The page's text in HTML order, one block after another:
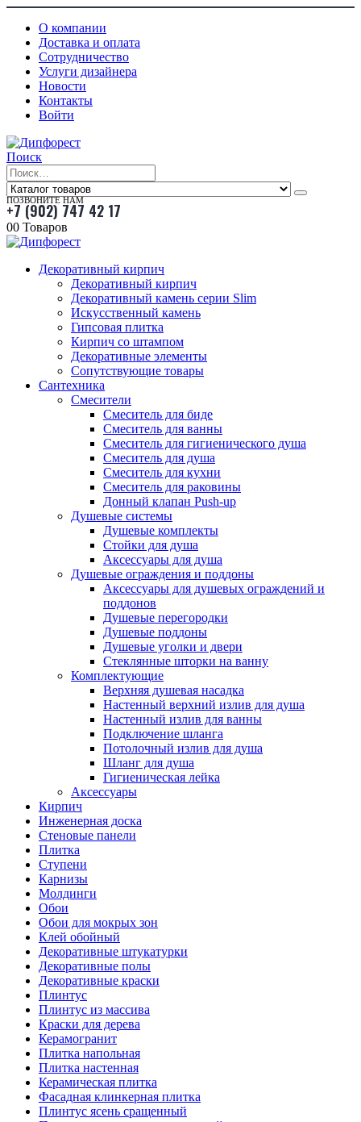
О компании
Доставка и оплата
Сотрудничество
Услуги дизайнера
Новости
Контакты
Войти
Поиск
ПОЗВОНИТЕ НАМ
+7 (902) 747 42 17
00 Товаров
Декоративный кирпич
Декоративный кирпич
Декоративный камень серии Slim
Искусственный камень
Гипсовая плитка
Кирпич со штампом
Декоративные элементы
Сопутствующие товары
Сантехника
Смесители
Смеситель для биде
Смеситель для ванны
Смеситель для гигиенического душа
Смеситель для душа
Смеситель для кухни
Смеситель для раковины
Донный клапан Push-up
Душевые системы
Душевые комплекты
Стойки для душа
Аксессуары для душа
Душевые ограждения и поддоны
Аксессуары для душевых ограждений и
поддонов
Душевые перегородки
Душевые поддоны
Душевые уголки и двери
Стеклянные шторки на ванну
Комплектующие
Верхняя душевая насадка
Настенный верхний излив для душа
Настенный излив для ванны
Подключение шланга
Потолочный излив для душа
Шланг для душа
Гигиеническая лейка
Аксессуары
Кирпич
Инженерная доска
Стеновые панели
Плитка
Ступени
Карнизы
Молдинги
Обои
Обои для мокрых зон
Клей обойный
Декоративные штукатурки
Декоративные полы
Декоративные краски
Плинтус
Плинтус из массива
Краски для дерева
Керамогранит
Плитка напольная
Плитка настенная
Керамическая плитка
Фасадная клинкерная плитка
Плинтус ясень сращенный